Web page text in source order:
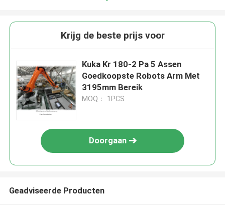
Krijg de beste prijs voor
Kuka Kr 180-2 Pa 5 Assen
Goedkoopste Robots Arm Met
3195mm Bereik
MOQ： 1PCS
Doorgaan
Geadviseerde Producten